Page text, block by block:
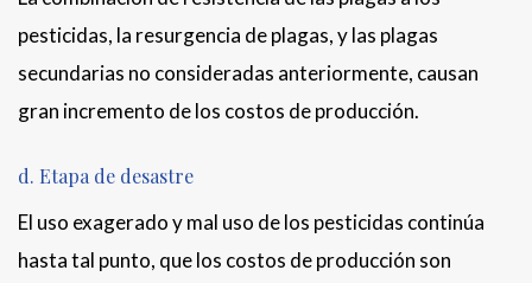
pesticidas, la resurgencia de plagas, y las plagas
secundarias no consideradas anteriormente, causan
gran incremento de los costos de producción.
d. Etapa de desastre
El uso exagerado y mal uso de los pesticidas continúa
hasta tal punto, que los costos de producción son